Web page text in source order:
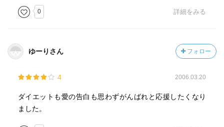
0 詳細をみる
ゆーりさん フォロー
4 2006.03.20
ダイエットも愛の告白も思わずがんばれと応援したくなり
ました。